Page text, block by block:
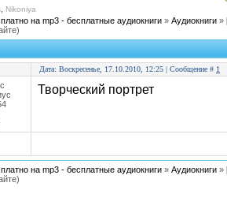
Nikoniya
на mp3 - бесплатные аудиокниги » Аудиокниги »
Дата: Воскресенье, 17.10.2010, 12:25 | Сообщение # 1
Творческий портрет
на mp3 - бесплатные аудиокниги » Аудиокниги »